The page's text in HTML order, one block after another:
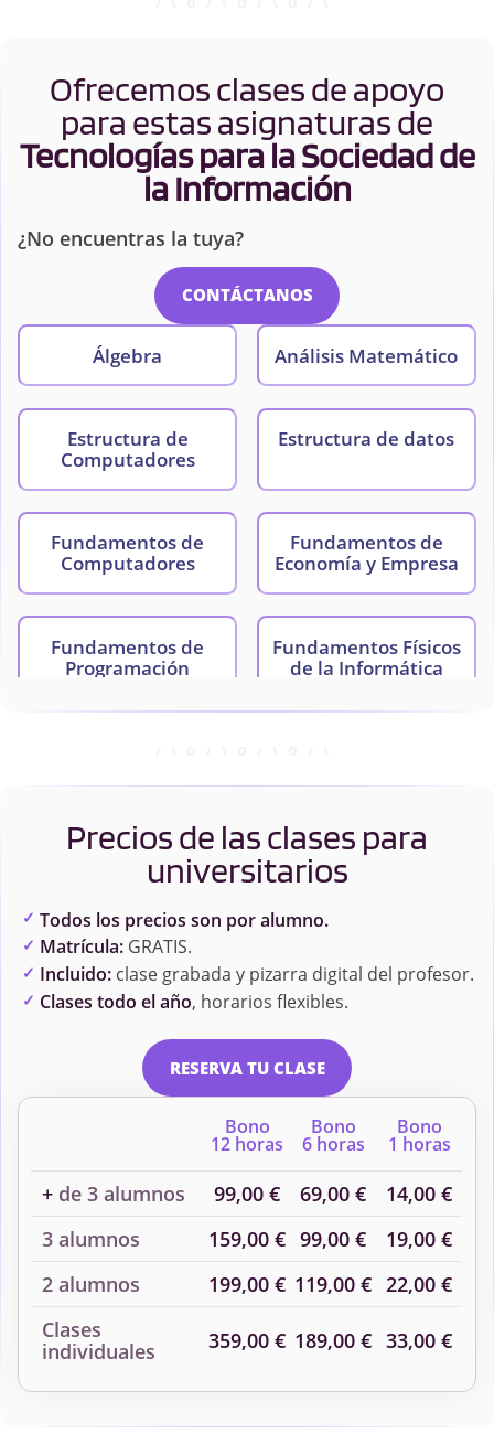
Ofrecemos clases de apoyo
para estas asignaturas de
Tecnologías para la Sociedad de
la Información
¿No encuentras la tuya?
CONTÁCTANOS
Álgebra Análisis Matemático
Estructura de
Computadores
Estructura de datos
Fundamentos de
Computadores
Fundamentos de
Economía y Empresa
Fundamentos de
Programación
Fundamentos Físicos
de la Informática
Precios de las clases para
universitarios
Todos los precios son por alumno.
Matrícula:GRATIS.
Incluido:clase grabada y pizarra digital del profesor.
Clases todo el año, horarios flexibles.
RESERVA TU CLASE
Bono
12 horas
Bono
6 horas
Bono
1 horas
+ de 3 alumnos 99,00 € 69,00 €
14,00 €
3 alumnos
159,00 € 99,00 €
19,00 €
2 alumnos
199,00 € 119,00 € 22,00 €
Clases
individuales
359,00 € 189,00 € 33,00 €